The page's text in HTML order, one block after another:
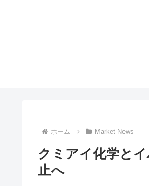
ホーム Market News
クミアイ化学と
止へ